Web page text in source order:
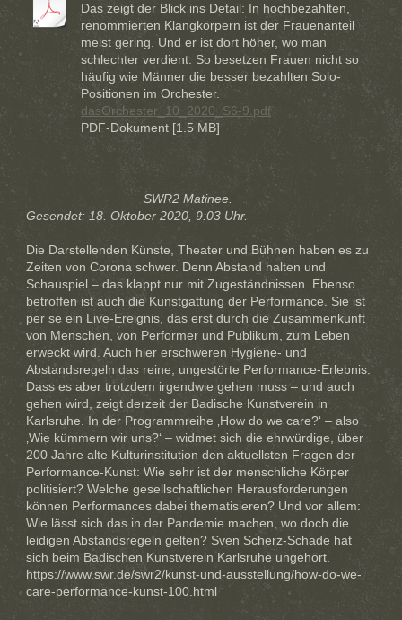
Das zeigt der Blick ins Detail: In hochbezahlten,
renommierten Klangkörpern ist der Frauenanteil
meist gering. Und er ist dort höher, wo man
schlechter verdient. So besetzen Frauen nicht so
häufig wie Männer die besser bezahlten Solo-
Positionen im Orchester.
dasOrchester_10_2020_S6-9.pdf
PDF-Dokument [1.5 MB]
SWR2 Matinee.
Gesendet: 18. Oktober 2020, 9:03 Uhr.
Die Darstellenden Künste, Theater und Bühnen haben es zu
Zeiten von Corona schwer. Denn Abstand halten und
Schauspiel – das klappt nur mit Zugeständnissen. Ebenso
betroffen ist auch die Kunstgattung der Performance. Sie ist
per se ein Live-Ereignis, das erst durch die Zusammenkunft
von Menschen, von Performer und Publikum, zum Leben
erweckt wird. Auch hier erschweren Hygiene- und
Abstandsregeln das reine, ungestörte Performance-Erlebnis.
Dass es aber trotzdem irgendwie gehen muss – und auch
gehen wird, zeigt derzeit der Badische Kunstverein in
Karlsruhe. In der Programmreihe ‚How do we care?‘ – also
‚Wie kümmern wir uns?‘ – widmet sich die ehrwürdige, über
200 Jahre alte Kulturinstitution den aktuellsten Fragen der
Performance-Kunst: Wie sehr ist der menschliche Körper
politisiert? Welche gesellschaftlichen Herausforderungen
können Performances dabei thematisieren? Und vor allem:
Wie lässt sich das in der Pandemie machen, wo doch die
leidigen Abstandsregeln gelten? Sven Scherz-Schade hat
sich beim Badischen Kunstverein Karlsruhe ungehört.
https://www.swr.de/swr2/kunst-und-ausstellung/how-do-we-
care-performance-kunst-100.html